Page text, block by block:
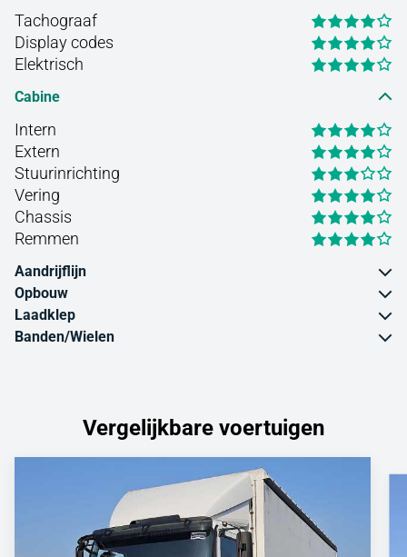
Tachograaf
Display codes
Elektrisch
Cabine
Intern
Extern
Stuurinrichting
Vering
Chassis
Remmen
Aandrijflijn
Opbouw
Laadklep
Banden/Wielen
Vergelijkbare voertuigen